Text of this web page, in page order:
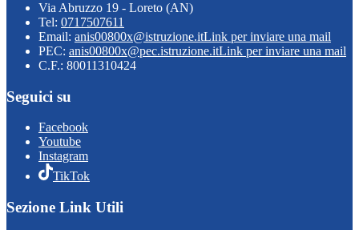
Via Abruzzo 19 - Loreto (AN)
Tel: 0717507611
Email: anis00800x@istruzione.itLink per inviare una mail
PEC: anis00800x@pec.istruzione.itLink per inviare una mail
C.F.: 80011310424
Seguici su
Facebook
Youtube
Instagram
TikTok
Sezione Link Utili